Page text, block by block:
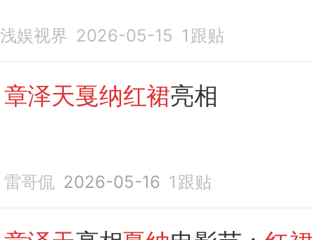
浅娱视界 2026-05-15 1 跟贴
章泽天戛纳红裙亮相
雷哥侃 2026-05-16 1 跟贴